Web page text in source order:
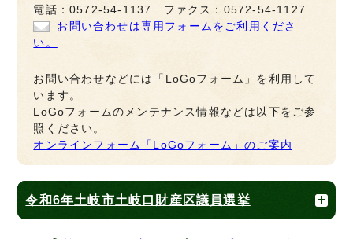
電話：0572-54-1137 ファクス：0572-54-1127
お問い合わせは専用フォームをご利用くださ
い。
お問い合わせなどには「LoGoフォーム」を利用して
います。
LoGoフォームのメンテナンス情報などは以下をご参
照ください。
オンラインフォーム「LoGoフォーム」のご案内
令和6年土岐市土岐口財産区議員選挙